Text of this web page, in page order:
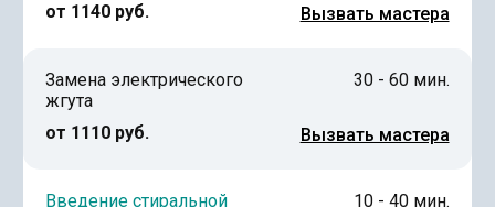
от 1140 руб.
Вызвать мастера
Замена электрического
жгута
от 1110 руб.
30 - 60 мин.
Вызвать мастера
Введение стиральной
10 - 40 мин.